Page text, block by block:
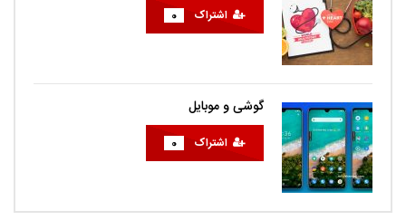
اشتراک 0
گوشی و موبایل
اشتراک 0